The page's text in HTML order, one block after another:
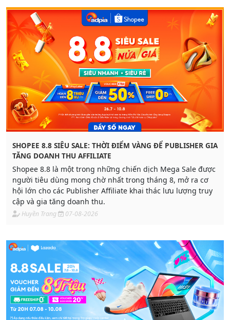
SHOPEE 8.8 SIÊU SALE: THỜI ĐIỂM VÀNG ĐỂ PUBLISHER GIA
TĂNG DOANH THU AFFILIATE
Shopee 8.8 là một trong những chiến dịch Mega Sale được
người tiêu dùng mong chờ nhất trong tháng 8, mở ra cơ
hội lớn cho các Publisher Affiliate khai thác lưu lượng truy
cập và gia tăng doanh thu.
Huyền Trang 07-08-2026